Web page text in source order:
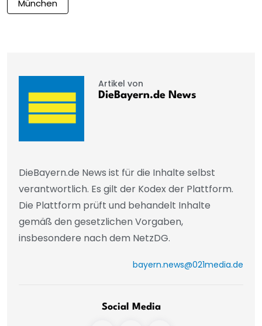
München
Artikel von
DieBayern.de News
DieBayern.de News ist für die Inhalte selbst
verantwortlich. Es gilt der Kodex der Plattform.
Die Plattform prüft und behandelt Inhalte
gemäß den gesetzlichen Vorgaben,
insbesondere nach dem NetzDG.
bayern.news@021media.de
Social Media